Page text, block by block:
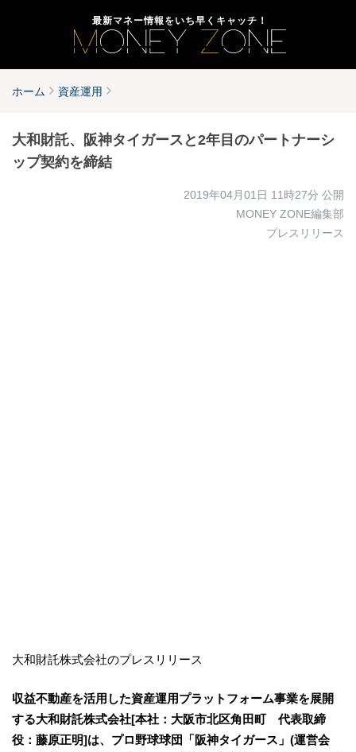
最新マネー情報をいち早くキャッチ！
ホーム 資産運用
大和財託、阪神タイガースと2年目のパートナーシ
ップ契約を締結
2019年04月01日 11時27分 公開
MONEY ZONE編集部
プレスリリース
大和財託株式会社のプレスリリース
収益不動産を活用した資産運用プラットフォーム事業を展開
する大和財託株式会社[本社：大阪市北区角田町 代表取締
役：藤原正明]は、プロ野球球団「阪神タイガース」(運営会